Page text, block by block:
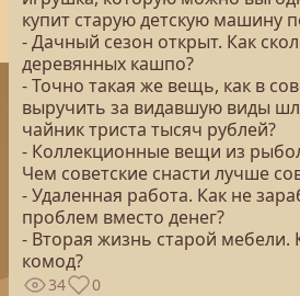
купит старую детскую машину
- Дачный сезон открыт. Как
деревянных кашпо?
- Точно такая же вещь, как в
выручить за видавшую виды
чайник триста тысяч рублей?
- Коллекционные вещи из
Чем советские снасти лучше
- Удаленная работа. Как не
проблем вместо денег?
- Вторая жизнь старой мебели.
комод?
34 0